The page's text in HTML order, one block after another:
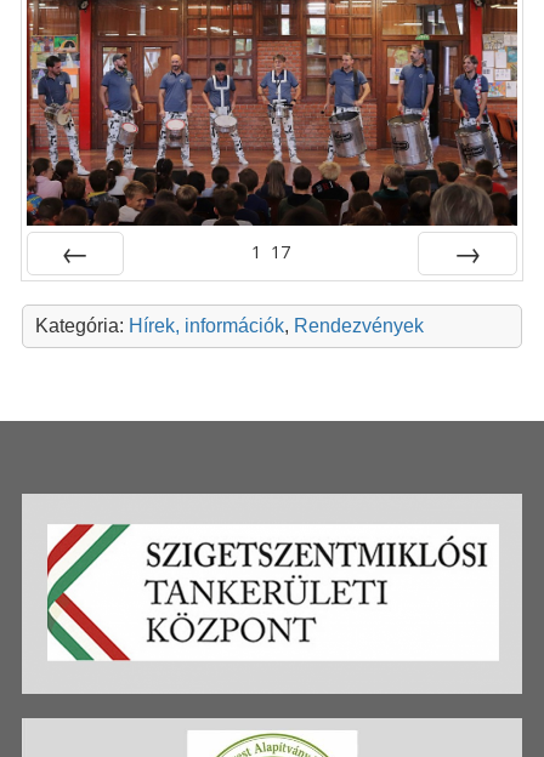
1
17
Kategória: Hírek, információk, Rendezvények